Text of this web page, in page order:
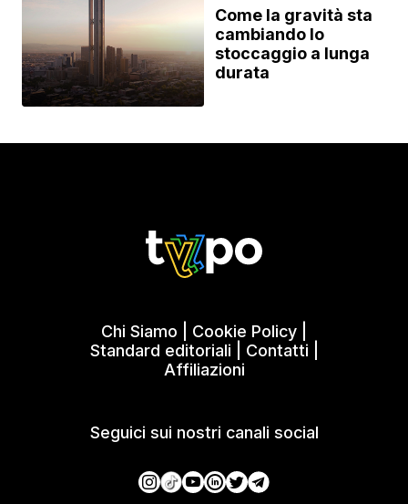
Come la gravità sta
cambiando lo
stoccaggio a lunga
durata
Chi Siamo Cookie Policy
Standard editoriali
Contatti
Affiliazioni
Seguici sui nostri canali social